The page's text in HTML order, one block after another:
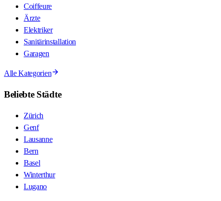
Coiffeure
Ärzte
Elektriker
Sanitärinstallation
Garagen
Alle Kategorien
Beliebte Städte
Zürich
Genf
Lausanne
Bern
Basel
Winterthur
Lugano